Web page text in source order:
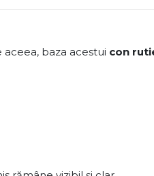
baza acestui con